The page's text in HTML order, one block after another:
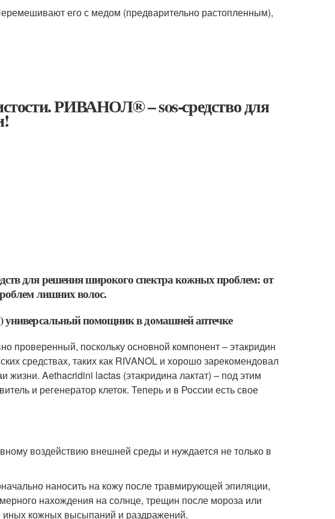
его с медом (предварительно растопленным),
РИВАНОЛ® – sos-средство для
для решения широкого спектра кожных проблем: от
лишних волос.
помощник в домашней аптечке
проверенный, поскольку основной компонент – этакридин
средствах, таких как RIVANOL и хорошо зарекомендовал
жизни. Aethacridini lactas (этакридина лактат) – под этим
и регенератор клеток. Теперь и в России есть свое
воздействию внешней среды и нуждается не только в
наносить на кожу после травмирующей эпиляции,
нахождения на солнце, трещин после мороза или
иных кожных высыпаний и раздражений.